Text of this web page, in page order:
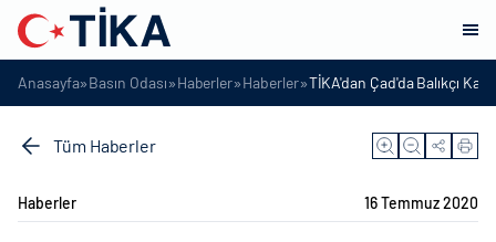
Anasayfa»Basın Odası»Haberler»Haberler»TİKA'dan Çad'da Balıkçı
Tüm Haberler
Haberler 16 Temmuz 2020